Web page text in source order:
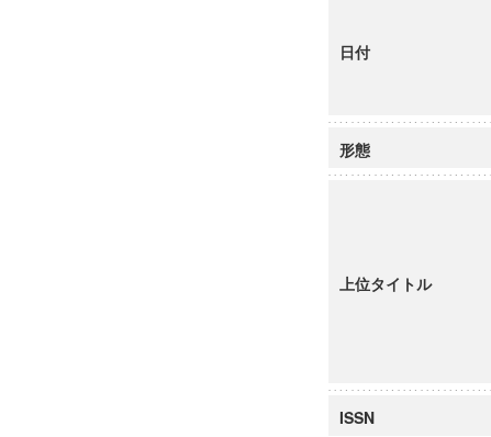
慶應義塾大学グローバルCOEプログラム論理と感性の先
博士課程教育リーディングプログラム「超成熟社会発展
日付
形態
上位タイトル
ISSN